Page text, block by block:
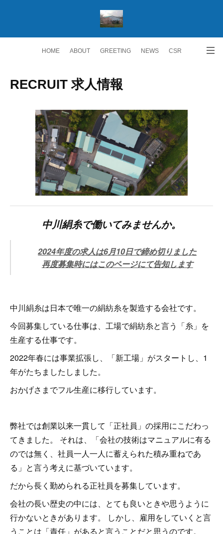
HOME ABOUT GREETING NEWS CSR
RECRUIT 求人情報
中川絹糸で働いてみませんか。
2024年度の求人は6月10日で締め切りました
再度募集時にはこのページにて告知します
中川絹糸は日本で唯一の絹紡糸を製造する会社です。
今回募集している仕事は、工場で絹紡糸と言う「糸」を
生産する仕事です。
2022年春には事業拡張し、「新工場」がスタートし、1
年がたちましたしました。
おかげさまでフル生産に移行しています。
弊社では創業以来一貫して「正社員」の採用にこだわっ
てきました。 それは、「会社の技術はマニュアルに有る
のでは無く、社員一人一人に蓄えられた積み重ねであ
る」と言う考えに基づいています。
だから長く勤められる正社員を募集しています。
会社の長い歴史の中には、とても良いときや思うように
行かないときがあります。 しかし、雇用をしていくと言
うことは「責任」があると言うことだと思うのです。